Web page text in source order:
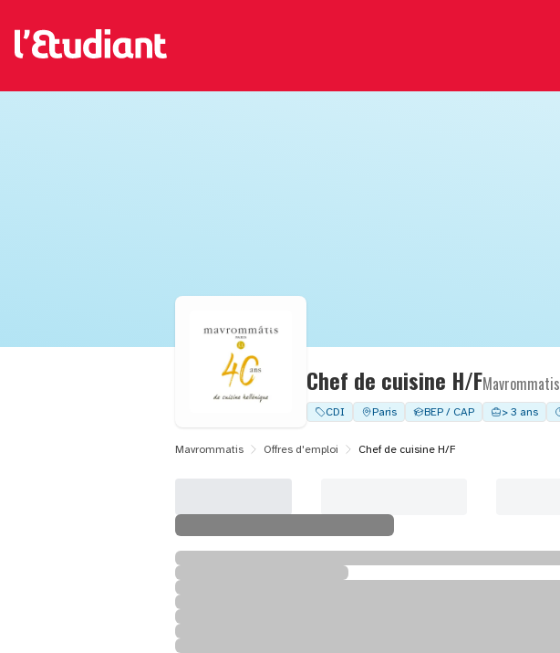
Chef de cuisine H/FMavrommatis
CDI Paris BEP / CAP > 3 ans
Mavrommatis Offres d'emploi Chef de cuisine H/F